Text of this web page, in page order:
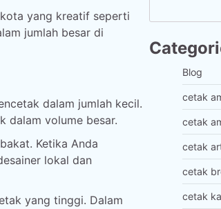
yang kreatif seperti
jumlah besar di
dalam jumlah kecil.
dalam volume besar.
Ketika Anda
lokal dan
yang tinggi. Dalam
Blog
cetak
cetak
cetak
cetak
cetak